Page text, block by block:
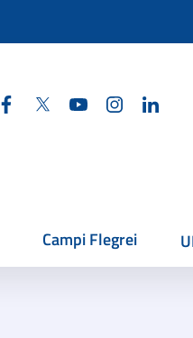
Facebook
Twitter YouTube Instagram
Campi Flegrei